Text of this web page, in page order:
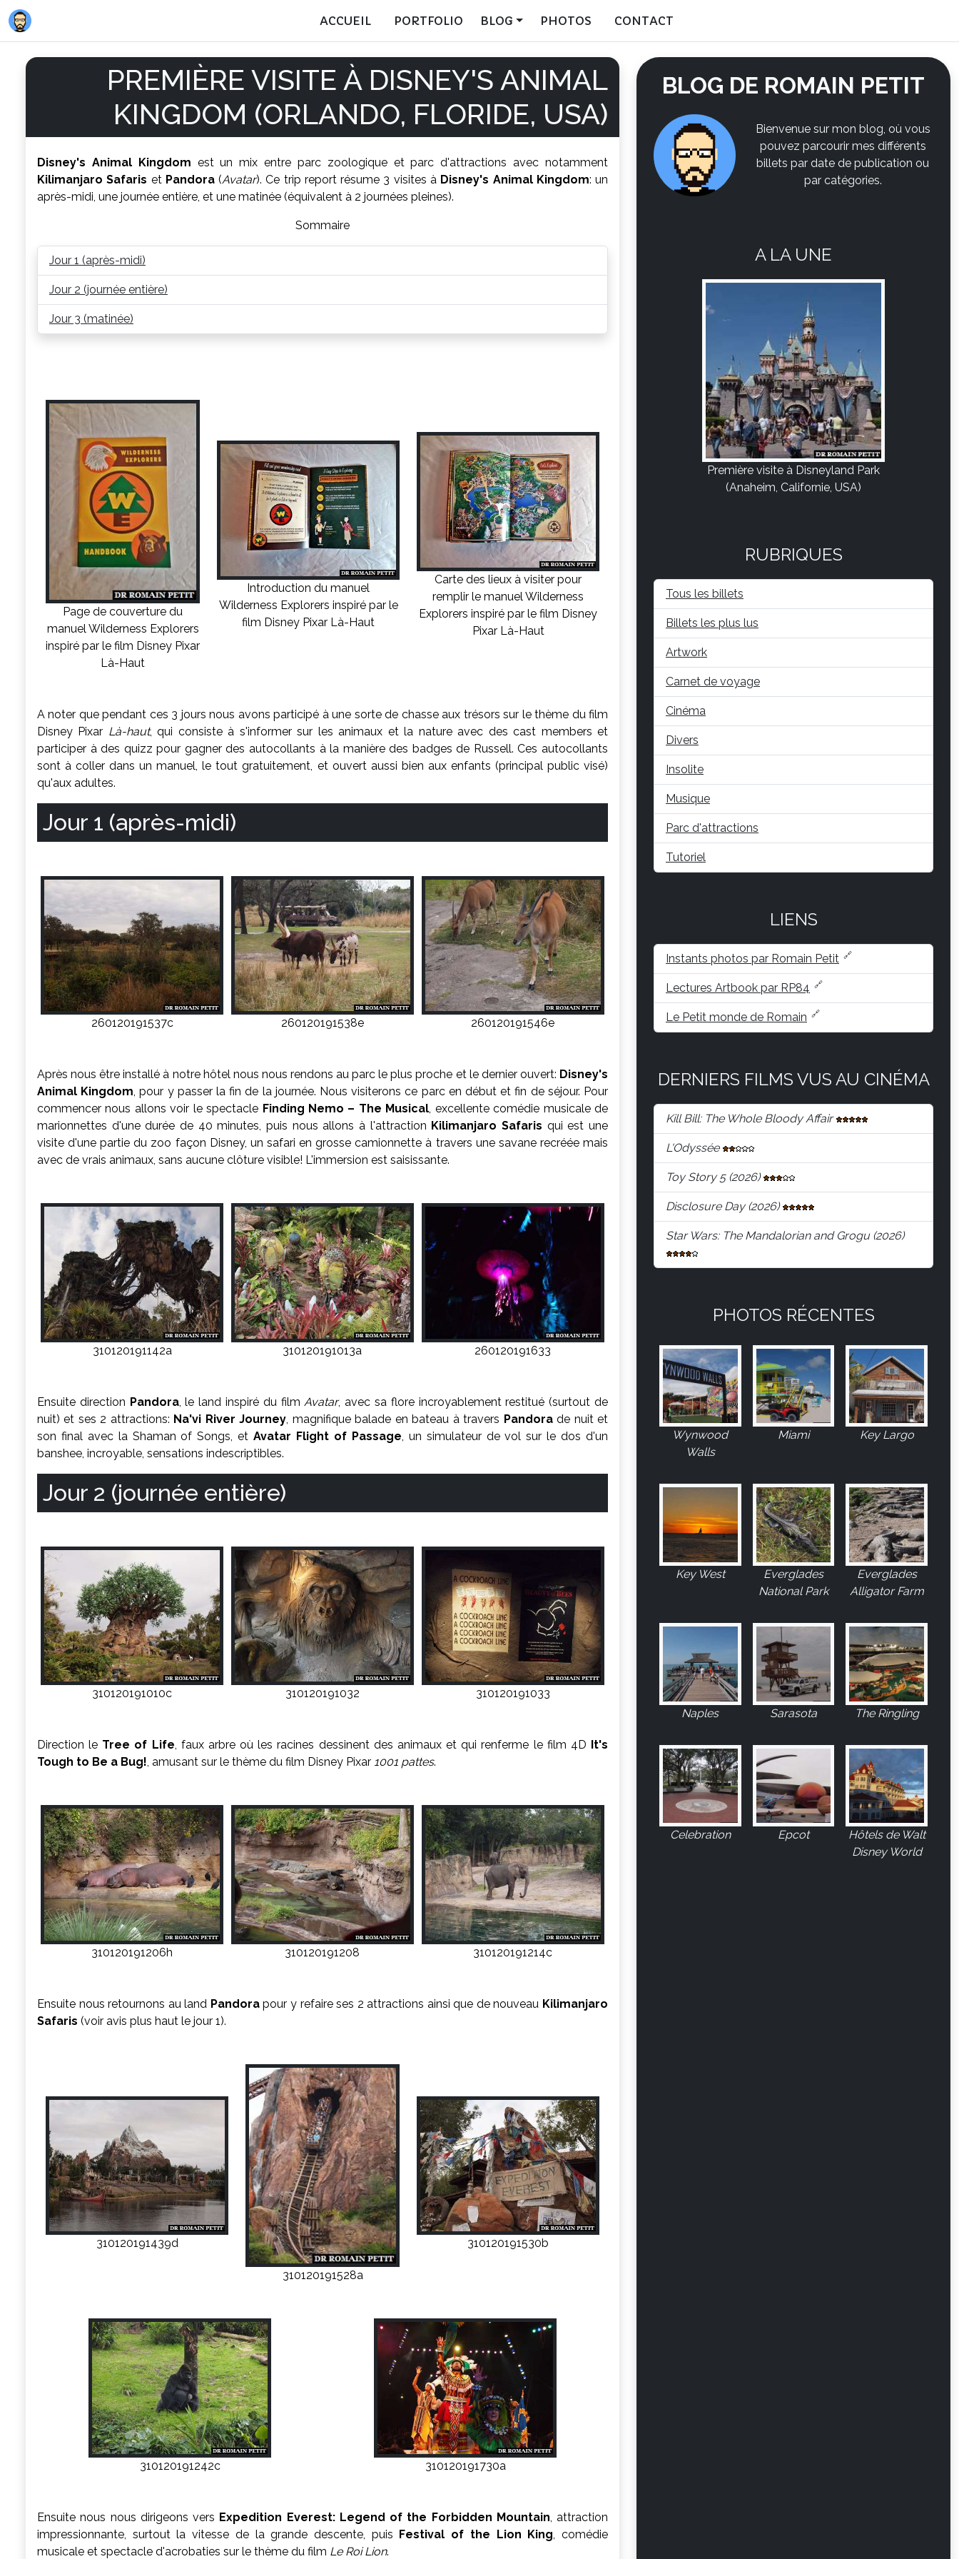
ACCUEIL PORTFOLIO BLOG PHOTOS CONTACT
PREMIÈRE VISITE À DISNEY'S ANIMAL
KINGDOM (ORLANDO, FLORIDE, USA)
Disney's Animal Kingdom est un mix entre parc zoologique et parc d'attractions avec notamment
Kilimanjaro Safaris et Pandora(Avatar). Ce trip report résume 3 visites à Disney's Animal Kingdom: un
après-midi, une journée entière, et une matinée (équivalent à 2 journées pleines).
Sommaire
Jour 1 (après-midi)
Jour 2 (journée entière)
Jour 3 (matinée)
Page de couverture du
manuel Wilderness Explorers
inspiré par le film Disney Pixar
Là-Haut
Introduction du manuel
Wilderness Explorers inspiré par le
film Disney Pixar Là-Haut
Carte des lieux à visiter pour
remplir le manuel Wilderness
Explorers inspiré par le film Disney
Pixar Là-Haut
A noter que pendant ces 3 jours nous avons participé à une sorte de chasse aux trésors sur le thème du film
Disney Pixar Là-haut, qui consiste à s'informer sur les animaux et la nature avec des cast members et
participer à des quizz pour gagner des autocollants à la manière des badges de Russell. Ces autocollants
sont à coller dans un manuel, le tout gratuitement, et ouvert aussi bien aux enfants (principal public visé)
qu'aux adultes.
Jour 1 (après-midi)
260120191537c 260120191538e 260120191546e
Après nous être installé à notre hôtel nous nous rendons au parc le plus proche et le dernier ouvert: Disney's
Animal Kingdom, pour y passer la fin de la journée. Nous visiterons ce parc en début et fin de séjour. Pour
commencer nous allons voir le spectacle Finding Nemo – The Musical, excellente comédie musicale de
marionnettes d'une durée de 40 minutes, puis nous allons à l'attraction Kilimanjaro Safaris qui est une
visite d'une partie du zoo façon Disney, un safari en grosse camionnette à travers une savane recréée mais
avec de vrais animaux, sans aucune clôture visible! L'immersion est saisissante.
310120191142a 310120191013a 260120191633
Ensuite direction Pandora, le land inspiré du film Avatar, avec sa flore incroyablement restitué (surtout de
nuit) et ses 2 attractions: Na'vi River Journey , magnifique balade en bateau à travers Pandorade nuit et
son final avec la Shaman of Songs, etAvatar Flight of Passage , un simulateur de vol sur le dos d'un
banshee, incroyable, sensations indescriptibles.
Jour 2 (journée entière)
310120191010c 310120191032 310120191033
Direction le Tree of Life, faux arbre où les racines dessinent des animaux et qui renferme le film 4D
It's
Tough to Be a Bug!, amusant sur le thème du film Disney Pixar 1001 pattes.
310120191206h 310120191208 310120191214c
Ensuite nous retournons au land Pandorapour y refaire ses 2 attractions ainsi que de nouveau Kilimanjaro
Safaris (voir avis plus haut le jour 1).
310120191439d
310120191528a
310120191530b
310120191242c 310120191730a
Ensuite nous nous dirigeons vers Expedition Everest: Legend of the Forbidden Mountain, attraction
impressionnante, surtout la vitesse de la grande descente, puis Festival of the Lion King, comédie
musicale et spectacle d'acrobaties sur le thème du film Le Roi Lion.
BLOG DE ROMAIN PETIT
Bienvenue sur mon blog, où vous
pouvez parcourir mes différents
billets par date de publication ou
par catégories.
A LA UNE
Première visite à Disneyland Park
(Anaheim, Californie, USA)
RUBRIQUES
Tous les billets
Billets les plus lus
Artwork
Carnet de voyage
Cinéma
Divers
Insolite
Musique
Parc d'attractions
Tutoriel
LIENS
Instants photos par Romain Petit
Lectures Artbook par RP84
Le Petit monde de Romain
DERNIERS FILMS VUS AU CINÉMA
Kill Bill: The Whole Bloody Affair
L'Odyssée
Toy Story 5 (2026)
Disclosure Day (2026)
Star Wars: The Mandalorian and Grogu (2026)
PHOTOS RÉCENTES
Wynwood
Walls
Miami Key Largo
Key West
Everglades
National Park
Everglades
Alligator Farm
Naples Sarasota The Ringling
Celebration Epcot
Hôtels de Walt
Disney World